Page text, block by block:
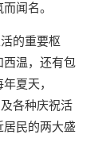
闻名。
的重要枢
西温，还有包
夏天，
各种庆祝活
居民的两大盛